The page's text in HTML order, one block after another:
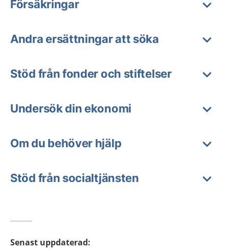
Försäkringar
Andra ersättningar att söka
Stöd från fonder och stiftelser
Undersök din ekonomi
Om du behöver hjälp
Stöd från socialtjänsten
Senast uppdaterad: